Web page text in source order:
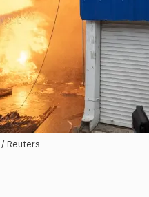
Reuters